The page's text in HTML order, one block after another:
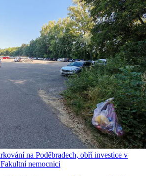
na Poděbradech, obří investice v
nemocnici